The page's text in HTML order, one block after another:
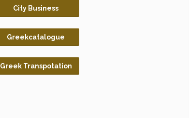
City Business
Greekcatalogue
Greek Transpotation